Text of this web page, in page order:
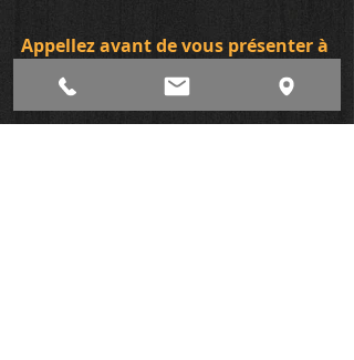
Appellez avant de vous présenter à
Rendez-vous facile et rapide !